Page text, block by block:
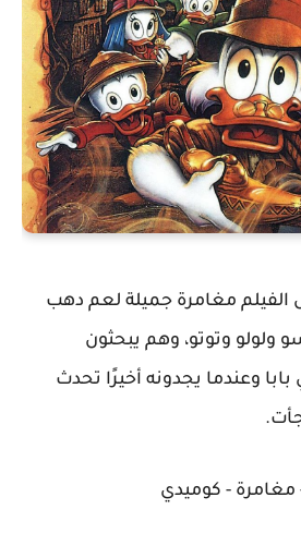
الفيلم مغامرة جميلة لعم دهب
ولولو وتوتو، وهم يبحثون
وعندما يجدونه أخيرًا تحدث
مغامرة - كوميدي